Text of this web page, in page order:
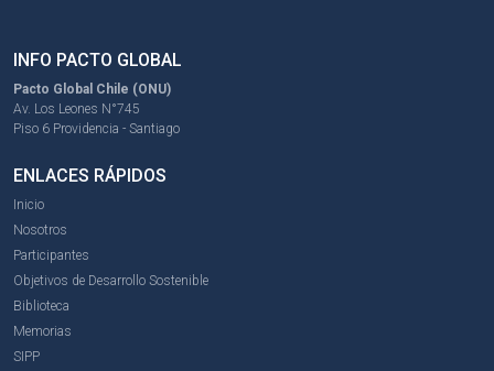
INFO PACTO GLOBAL
Pacto Global Chile (ONU)
Av. Los Leones N°745
Piso 6 Providencia - Santiago
ENLACES RÁPIDOS
Inicio
Nosotros
Participantes
Objetivos de Desarrollo Sostenible
Biblioteca
Memorias
SIPP